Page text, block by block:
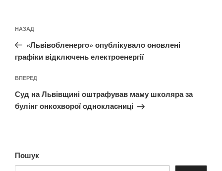
записів
Попередній
запис:
НАЗАД
«Львівобленерго» опублікувало оновлені
графіки відключень електроенергії
Наступний
запис
ВПЕРЕД
Суд на Львівщині оштрафував маму школяра за
булінг онкохворої однокласниці
Пошук